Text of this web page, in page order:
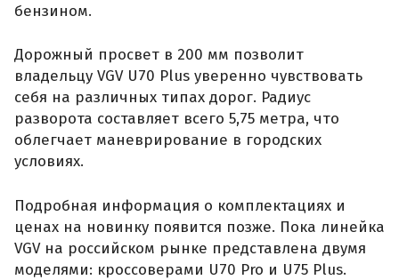
бензином.
Дорожный просвет в 200 мм позволит
владельцу VGV U70 Plus уверенно чувствовать
себя на различных типах дорог. Радиус
разворота составляет всего 5,75 метра, что
облегчает маневрирование в городских
условиях.
Подробная информация о комплектациях и
ценах на новинку появится позже. Пока линейка
VGV на российском рынке представлена двумя
моделями: кроссоверами U70 Pro и U75 Plus.